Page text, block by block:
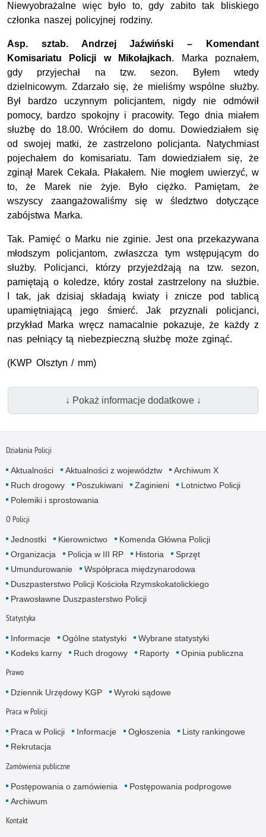
Niewyobrażalne więc było to, gdy zabito tak bliskiego
członka naszej policyjnej rodziny.
Asp. sztab. Andrzej Jaźwiński – Komendant
Komisariatu Policji w Mikołajkach. Marka poznałem,
gdy przyjechał na tzw. sezon. Byłem wtedy
dzielnicowym. Zdarzało się, że mieliśmy wspólne służby.
Był bardzo uczynnym policjantem, nigdy nie odmówił
pomocy, bardzo spokojny i pracowity. Tego dnia miałem
służbę do 18.00. Wróciłem do domu. Dowiedziałem się
od swojej matki, że zastrzelono policjanta. Natychmiast
pojechałem do komisariatu. Tam dowiedziałem się, że
zginął Marek Cekała. Płakałem. Nie mogłem uwierzyć, w
to, że Marek nie żyje. Było ciężko. Pamiętam, że
wszyscy zaangażowaliśmy się w śledztwo dotyczące
zabójstwa Marka.
Tak. Pamięć o Marku nie zginie. Jest ona przekazywana
młodszym policjantom, zwłaszcza tym wstępującym do
służby. Policjanci, którzy przyjeżdżają na tzw. sezon,
pamiętają o koledze, który został zastrzelony na służbie.
I tak, jak dzisiaj składają kwiaty i znicze pod tablicą
upamiętniającą jego śmierć. Jak przyznali policjanci,
przykład Marka wręcz namacalnie pokazuje, że każdy z
nas pełniący tą niebezpieczną służbę może zginąć.
(KWP Olsztyn / mm)
↓ Pokaż informacje dodatkowe ↓
Działania Policji
Aktualności Aktualności z województw
Archiwum X
Ruch drogowy
Poszukiwani Zaginieni
Lotnictwo Policji
Polemiki i sprostowania
O Policji
Jednostki Kierownictwo
Komenda Główna Policji
Organizacja
Policja w III RP Historia
Sprzęt
Umundurowanie
Współpraca międzynarodowa
Duszpasterstwo Policji Kościoła Rzymskokatolickiego
Prawosławne Duszpasterstwo Policji
Statystyka
Informacje Ogólne statystyki
Wybrane statystyki
Kodeks karny
Ruch drogowy Raporty Opinia publiczna
Prawo
Dziennik Urzędowy KGP Wyroki sądowe
Praca w Policji
Praca w Policji Informacje Ogłoszenia
Listy rankingowe
Rekrutacja
Zamówienia publiczne
Postępowania o zamówienia
Postępowania podprogowe
Archiwum
Kontakt